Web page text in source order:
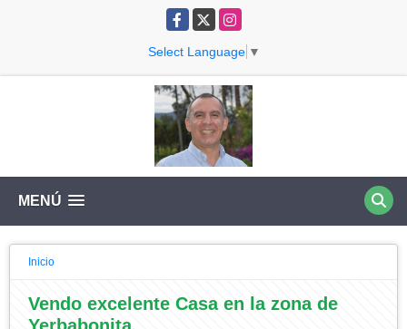
Facebook
X Instagram
Select Language ▼
MENÚ
Inicio
Vendo excelente Casa en la zona de